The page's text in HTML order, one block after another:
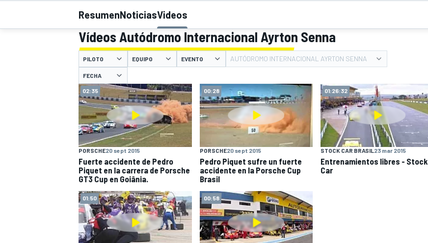
INDYCAR WRC
WEC FÓRMULA E
ResumenNoticiasVideos
Vídeos Autódromo Internacional Ayrton Senna
PILOTO EQUIPO EVENTO AUTÓDROMO INTERNACIONAL AYRTON SENNA
FECHA
02:35
PORSCHE20 sept 2015
Fuerte accidente de Pedro
Piquet en la carrera de Porsche
GT3 Cup en Goiânia.
00:28
PORSCHE20 sept 2015
Pedro Piquet sufre un fuerte
accidente en la Porsche Cup
Brasil
01:26:32
STOCK CAR BRASIL23 mar 2015
Entrenamientos libres - Stock
Car
01:50 00:58